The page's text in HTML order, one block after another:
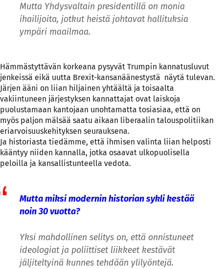
Mutta Yhdysvaltain presidentillä on monia
ihailijoita, jotkut heistä johtavat hallituksia
ympäri maailmaa.
Hämmästyttävän korkeana pysyvät Trumpin kannatusluvut
jenkeissä eikä uutta Brexit-kansanäänestystä näytä tulevan.
Järjen ääni on liian hiljainen yhtäältä ja toisaalta
vakiintuneen järjestyksen kannattajat ovat laiskoja
puolustamaan kantojaan unohtamatta tosiasiaa, että on
myös paljon mälsää saatu aikaan liberaalin talouspolitiikan
eriarvoisuuskehityksen seurauksena.
Ja historiasta tiedämme, että ihmisen valinta liian helposti
kääntyy niiden kannalla, jotka osaavat ulkopuolisella
peloilla ja kansallistunteella vedota.
Mutta miksi modernin historian sykli kestää
noin 30 vuotta?
Yksi mahdollinen selitys on, että onnistuneet
ideologiat ja poliittiset liikkeet kestävät
jäljiteltyinä kunnes tehdään ylilyöntejä.